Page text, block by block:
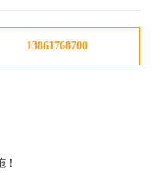
13861768700